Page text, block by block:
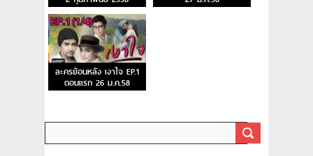
ละครย้อนหลัง เงาใจ EP.1
ตอนแรก 26 ม.ค.58